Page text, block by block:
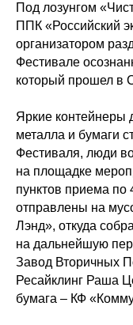
Под лозунгом
ППК «Российский
организатором
Фестивале
который прошел в
Яркие контейнеры
металла и бумаги
Фестиваля, люди
на площадке
пунктов приема
отправлены на
Лэнд», откуда
на дальнейшую
Завод Вторичных
Ресайклинг Раша
бумага – КФ